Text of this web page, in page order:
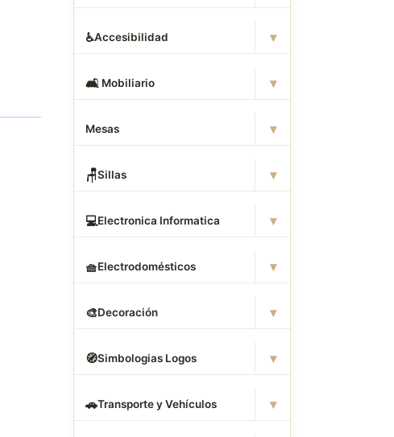
♿Accesibilidad ▾
🛋 ️ Mobiliario ▾
Mesas ▾
🪑Sillas ▾
💻Electronica Informatica ▾
🧺Electrodomésticos ▾
🎨Decoración ▾
🧭Simbologias Logos ▾
🚗Transporte y Vehículos ▾